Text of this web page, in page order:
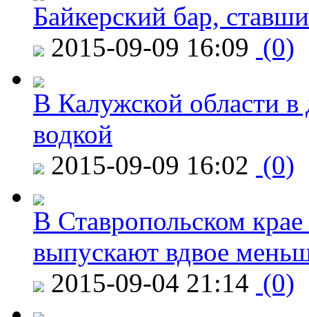
Байкерский бар,
2015-09-09 16:09 (0)
В Калужской области в
водкой
2015-09-09 16:02 (0)
В Ставропольском
выпускают вдвое
2015-09-04 21:14 (0)